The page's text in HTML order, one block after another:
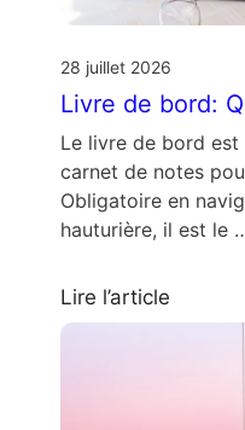
28 juillet 2026
Livre de bord:
Le livre de bord est
carnet de notes
Obligatoire en
hauturière, il est le
Lire l’article